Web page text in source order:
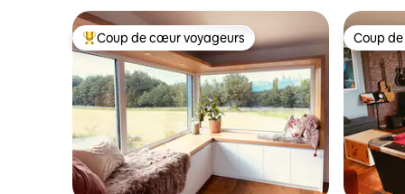
Coups de cœur voyageurs les plus appréciés
Coup de cœur voyageurs Coup
Coup